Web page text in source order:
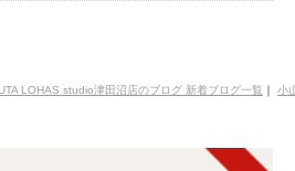
LOHAS studio津田沼店のブログ 新着ブログ一覧 ｜ 小